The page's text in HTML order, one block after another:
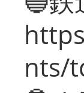
nts/